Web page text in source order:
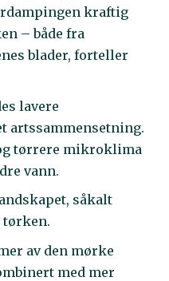
kraftig
– både fra
blader, forteller
lavere
artssammensetning.
tørrere mikroklima
vann.
såkalt
tørken.
av den mørke
med mer